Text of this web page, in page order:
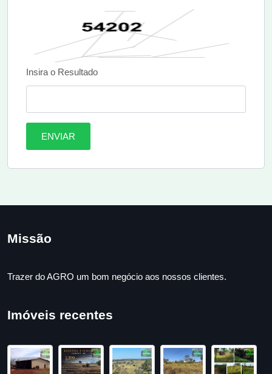
Insira o Resultado
ENVIAR
Missão
Trazer do AGRO um bom negócio aos nossos clientes.
Imóveis recentes